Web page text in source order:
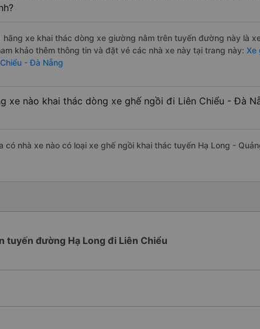
hãng xe khai thác dòng xe giường nằm trên tuyến đường này là
khảo thêm thông tin và đặt vé các nhà xe này tại trang này: Xe
- Đà Nẵng
xe nào khai thác dòng xe ghế ngồi đi Liên Chiểu - Đà
có nhà xe nào có loại xe ghế ngồi khai thác tuyến Hạ Long -
tuyến đường Hạ Long đi Liên Chiểu